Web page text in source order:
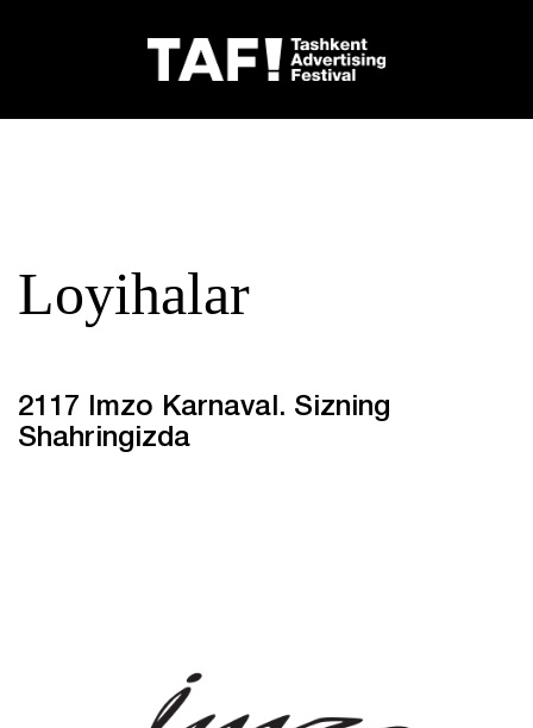
Loyihalar
2117 Imzo Karnaval. Sizning
Shahringizda